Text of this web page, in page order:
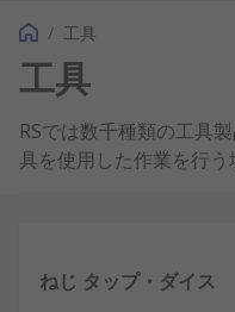
/ 工具
工具
RSでは数千種類の工具
具を使用した作業を行
作業を最善に遂行する
大工、 配管工、左官な
ねじ タップ・ダイス